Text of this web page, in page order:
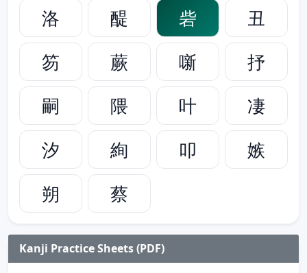
洛
醍 砦
丑
笏
蕨 噺
抒
嗣
隈 叶
凄
汐
絢 叩
嫉
朔
蔡
Kanji Practice Sheets (PDF)